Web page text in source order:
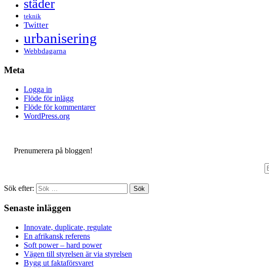
städer
teknik
Twitter
urbanisering
Webbdagarna
Meta
Logga in
Flöde för inlägg
Flöde för kommentarer
WordPress.org
Prenumerera på bloggen!
Sök efter:
Senaste inläggen
Innovate, duplicate, regulate
En afrikansk referens
Soft power – hard power
Vägen till styrelsen är via styrelsen
Bygg ut faktaförsvaret